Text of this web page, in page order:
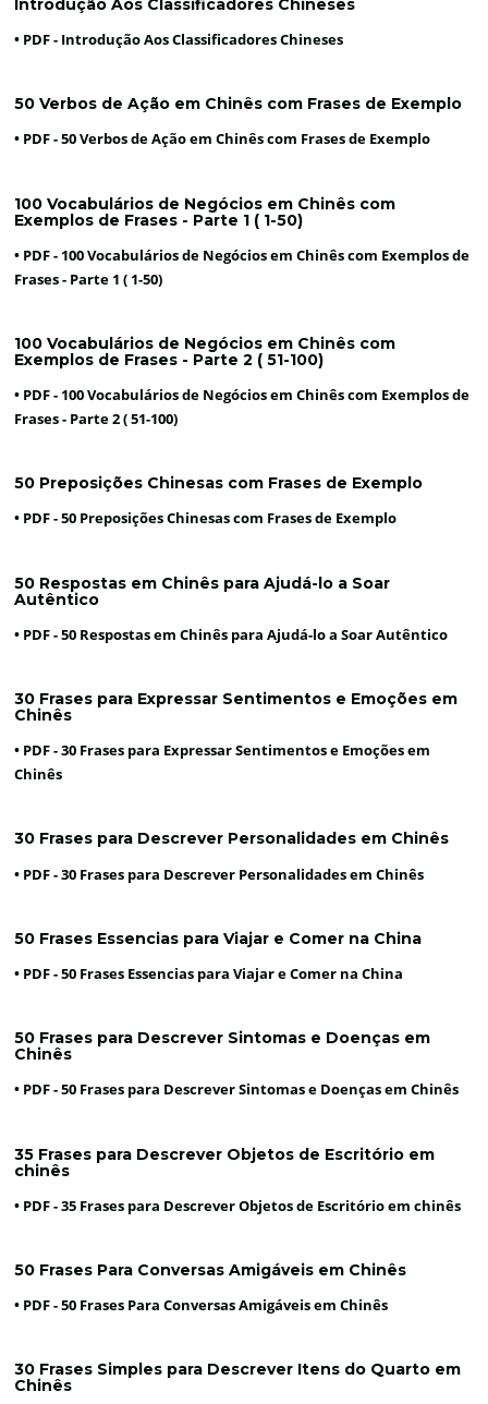
Introdução Aos Classificadores Chineses
• PDF - Introdução Aos Classificadores Chineses
50 Verbos de Ação em Chinês com Frases de Exemplo
• PDF -50 Verbos de Ação em Chinês com Frases de Exemplo
100 Vocabulários de Negócios em Chinês com
Exemplos de Frases - Parte 1 ( 1-50)
• PDF - 100 Vocabulários de Negócios em Chinês com Exemplos de
Frases - Parte 1 ( 1-50)
100 Vocabulários de Negócios em Chinês com
Exemplos de Frases - Parte 2 ( 51-100)
• PDF - 100 Vocabulários de Negócios em Chinês com Exemplos de
Frases - Parte 2 ( 51-100)
50 Preposições Chinesas com Frases de Exemplo
• PDF -50 Preposições Chinesas com Frases de Exemplo
50 Respostas em Chinês para Ajudá-lo a Soar
Autêntico
• PDF -50 Respostas em Chinês para Ajudá-lo a Soar Autêntico
30 Frases para Expressar Sentimentos e Emoções em
Chinês
• PDF -30 Frases para Expressar Sentimentos e Emoções em
Chinês
30 Frases para Descrever Personalidades em Chinês
• PDF -30 Frases para Descrever Personalidades em Chinês
50 Frases Essencias para Viajar e Comer na China
• PDF -50 Frases Essencias para Viajar e Comer na China
50 Frases para Descrever Sintomas e Doenças em
Chinês
• PDF -50 Frases para Descrever Sintomas e Doenças em Chinês
35 Frases para Descrever Objetos de Escritório em
chinês
• PDF -35 Frases para Descrever Objetos de Escritório em chinês
50 Frases Para Conversas Amigáveis em Chinês
• PDF -50 Frases Para Conversas Amigáveis em Chinês
30 Frases Simples para Descrever Itens do Quarto em
Chinês